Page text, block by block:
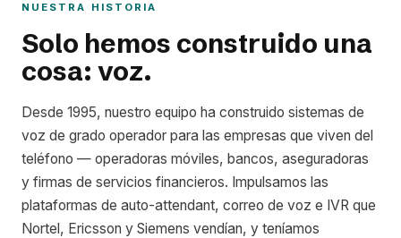
NUESTRA HISTORIA
Solo hemos construido una
cosa: voz.
Desde 1995, nuestro equipo ha construido sistemas de
voz de grado operador para las empresas que viven del
teléfono — operadoras móviles, bancos, aseguradoras
y firmas de servicios financieros. Impulsamos las
plataformas de auto-attendant, correo de voz e IVR que
Nortel, Ericsson y Siemens vendían, y teníamos